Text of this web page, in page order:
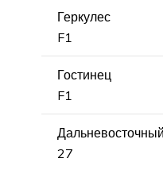
Геркулес
F1
Гостинец
F1
Дальневосточный
27